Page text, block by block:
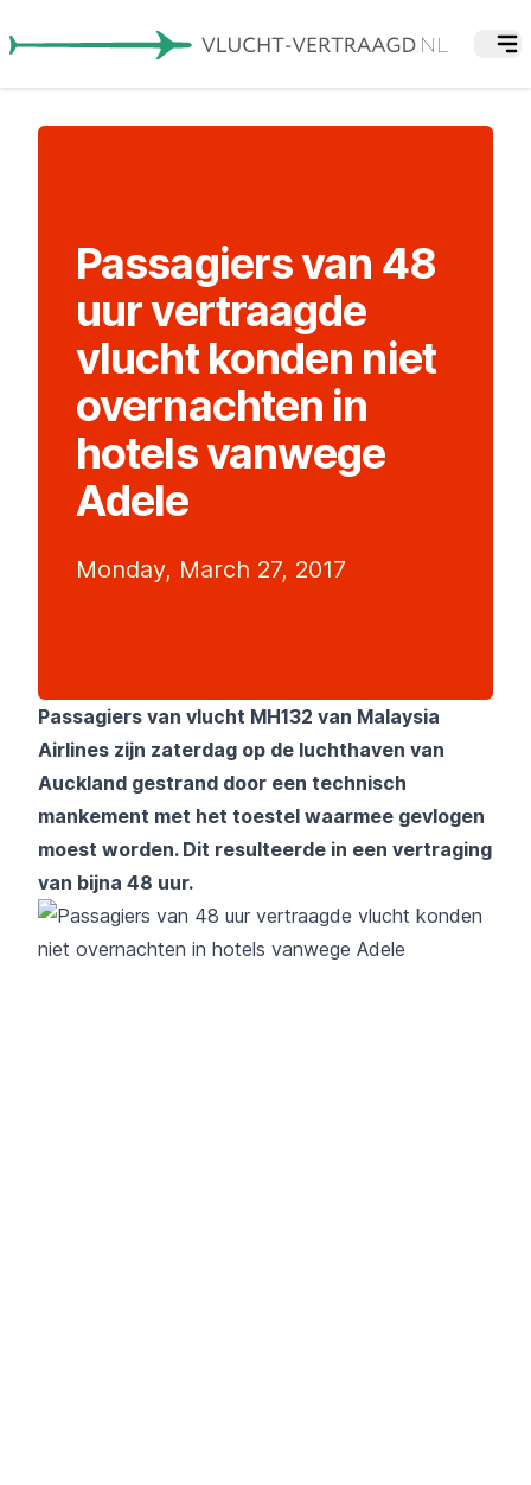
Passagiers van 48
uur vertraagde
vlucht konden niet
overnachten in
hotels vanwege
Adele
Monday, March 27, 2017
Passagiers van vlucht MH132 van Malaysia
Airlines zijn zaterdag op de luchthaven van
Auckland gestrand door een technisch
mankement met het toestel waarmee gevlogen
moest worden. Dit resulteerde in een vertraging
van bijna 48 uur.